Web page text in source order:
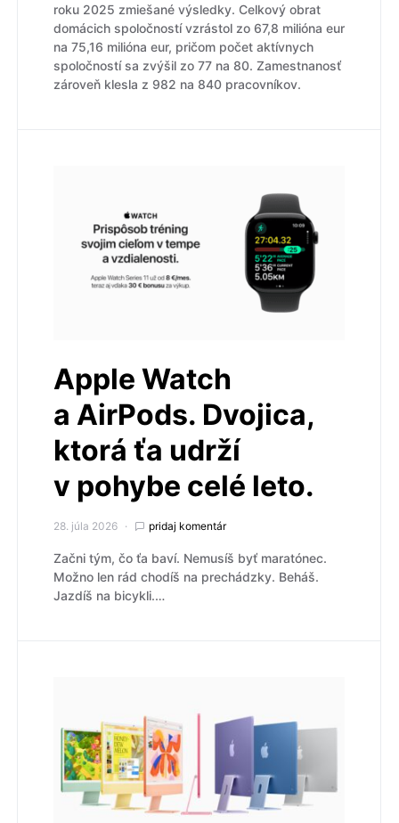
roku 2025 zmiešané výsledky. Celkový obrat
domácich spoločností vzrástol zo 67,8 milióna eur
na 75,16 milióna eur, pričom počet aktívnych
spoločností sa zvýšil zo 77 na 80. Zamestnanosť
zároveň klesla z 982 na 840 pracovníkov.
Apple Watch
a AirPods. Dvojica,
ktorá ťa udrží
v pohybe celé leto.
28. júla 2026 pridaj komentár
Začni tým, čo ťa baví. Nemusíš byť maratónec.
Možno len rád chodíš na prechádzky. Beháš.
Jazdíš na bicykli.…